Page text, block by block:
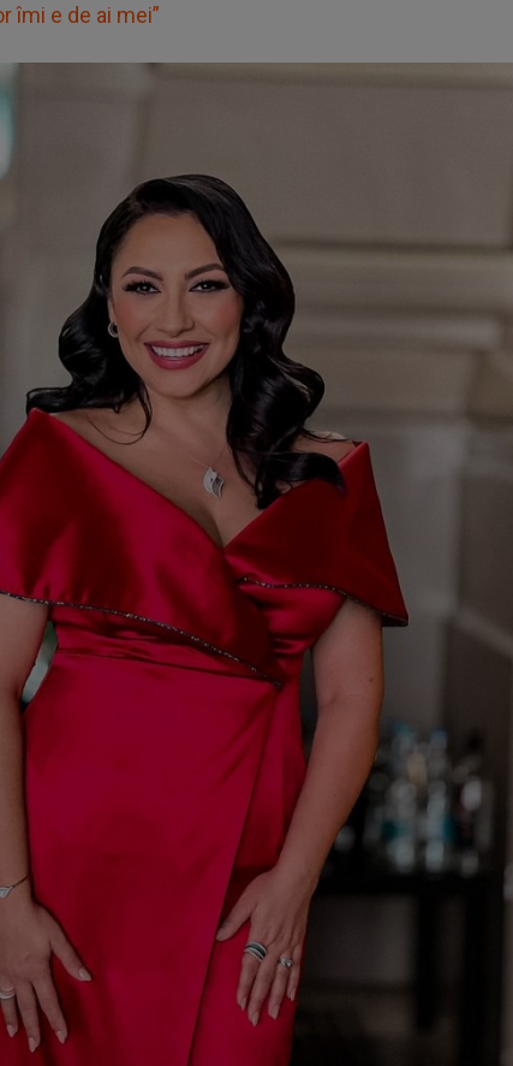
îmi e de ai mei”